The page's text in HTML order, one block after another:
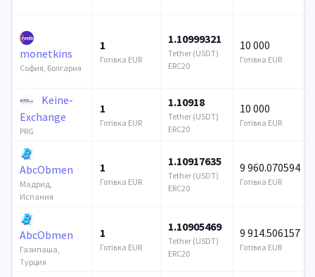
monetkins
София, Болгария
1
Готівка EUR
1.10999321
Tether (USDT)
ERC20
10 000
Готівка EUR
Keine-
Exchange
PRG
1
Готівка EUR
1.10918
Tether (USDT)
ERC20
10 000
Готівка EUR
AbcObmen
Мадрид,
Испания
1
Готівка EUR
1.10917635
Tether (USDT)
ERC20
9 960.070594
Готівка EUR
AbcObmen
Газипаша,
Турция
1
Готівка EUR
1.10905469
Tether (USDT)
ERC20
9 914.506157
Готівка EUR